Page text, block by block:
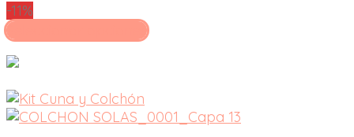
-11%
Seleccionar opciones